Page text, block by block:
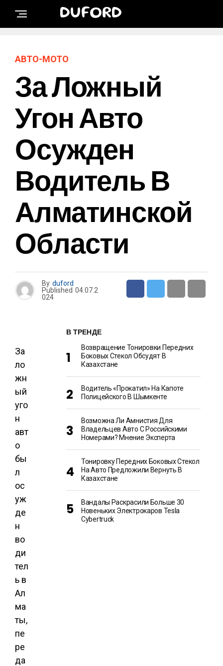
DUFORD
АВТО-МОТО
За Ложный
Угон Авто
Осужден
Водитель В
Алматинской
Области
By duford
Published 04.07.2
024
За
ло
жн
ый
уго
н
авт
о
бы
л
ос
уж
де
н
во
ди
тел
ь в
Ал
ма
ты,
пе
ре
да
В ТРЕНДЕ
Возвращение Тонировки Передних
Боковых Стекол Обсудят В
Казахстане
Водитель «прокатил» На Капоте
Полицейского В Шымкенте
Возможна Ли Амнистия Для
Владельцев Авто С Российскими
Номерами? Мнение Эксперта
Тонировку Передних Боковых Стекол
На Авто Предложили Вернуть В
Казахстане
Вандалы Раскрасили Больше 30
Новеньких Электрокаров Tesla
Cybertruck